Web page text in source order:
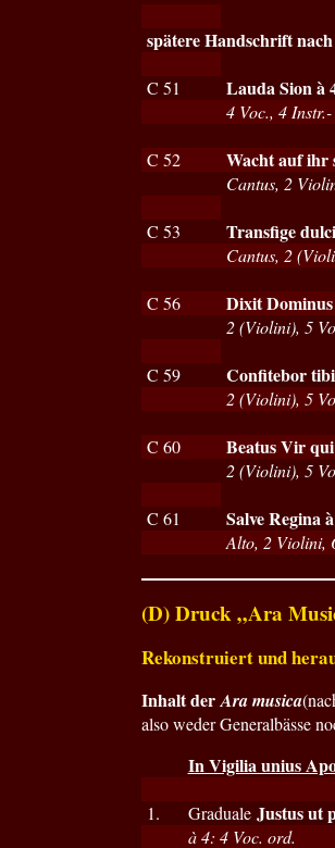
spätere Handschrift
C 51 Lauda Sion à
4 Voc., 4
C 52 Wacht auf ihr
Cantus, 2
C 53 Transfige
Cantus, 2
C 56 Dixit Dominus
2 (Violini), 5
C 59 Confitebor
2 (Violini), 5
C 60 Beatus Vir
2 (Violini), 5
C 61 Salve Regina
Alto, 2 Violini,
(D) Druck „Ara
Rekonstruiert und
Inhalt derAra musica
also weder Generalbässe
In Vigilia unius
1. Graduale Justus ut
à 4: 4 Voc. ord.